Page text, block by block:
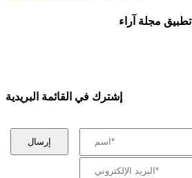
تطبيق مجلة آراء
إشترك في القائمة البريدية